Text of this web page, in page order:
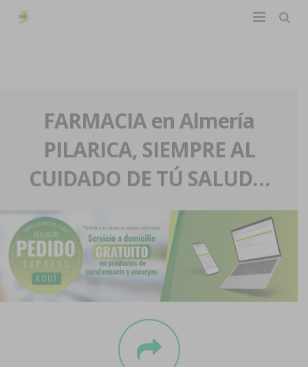
La farmacia
Nuestra historia
Nuestro equipo
Eventos
Servicios y reservas
Pedidos express
Blog
Contacto
Boletín
FARMACIA en Almería
PILARICA, SIEMPRE AL
CUIDADO DE TÚ SALUD…